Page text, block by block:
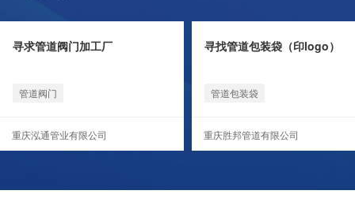
寻求管道阀门加工厂
管道阀门
重庆泓通管业有限公司
寻找管道包装袋（印logo）
管道包装袋
重庆胜邦管道有限公司